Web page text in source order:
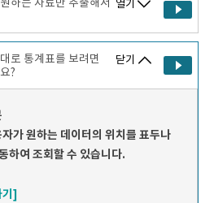
하는 자료만 추출해서 열기
로 통계표를 보려면
?
가 원하는 데이터의 위치를 표두나
하여 조회할 수 있습니다.
기]
닫기